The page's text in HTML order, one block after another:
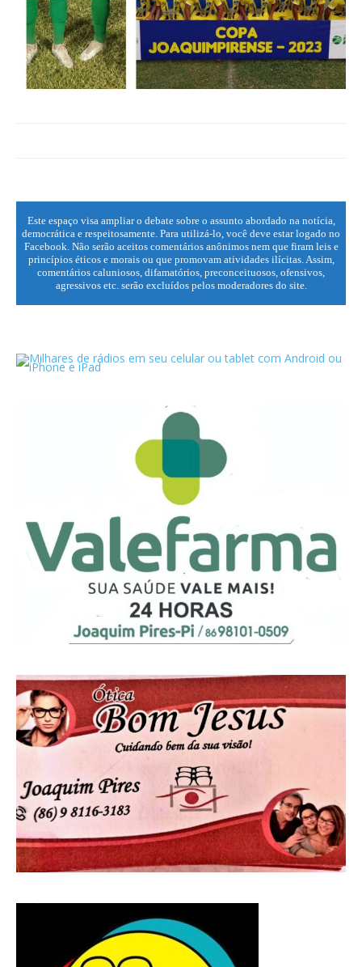
Este espaço visa ampliar o debate sobre o assunto abordado na notícia,
democrática e respeitosamente. Para utilizá-lo, você deve estar logado no
Facebook. Não serão aceitos comentários anônimos nem que firam leis e
princípios éticos e morais ou que promovam atividades ilícitas. Assim,
comentários caluniosos, difamatórios, preconceituosos, ofensivos,
agressivos etc. serão excluídos pelos moderadores do site.